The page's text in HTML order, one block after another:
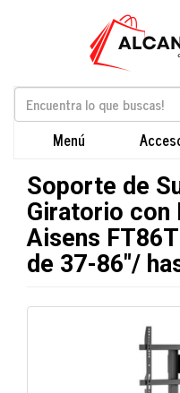
Menú
Soporte de
Giratorio con
Aisens
de 37-86"/